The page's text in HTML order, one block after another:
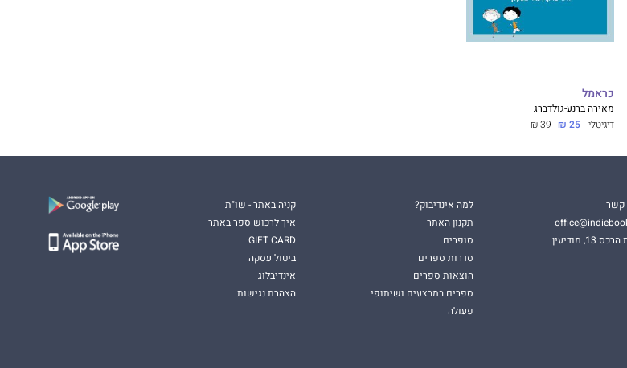
כראמל
מאירה ברנע-גולדברג
דיגיטלי 25 ₪
39 ₪
קשר
13, מודיעין
למה אינדיבוק?
תקנון האתר
סופרים
סדרות ספרים
הוצאות ספרים
ספרים במבצעים ושיתופי
פעולה
קניה באתר - שו"ת
איך לרכוש ספר באתר
GIFT CARD
ביטול עסקה
אינדיבלוג
הצהרת נגישות